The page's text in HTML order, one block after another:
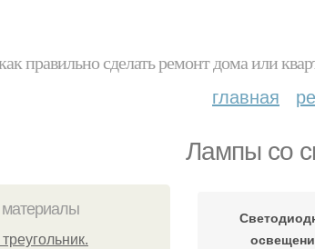
правильно сделать ремонт дома или
главная
Лампы со